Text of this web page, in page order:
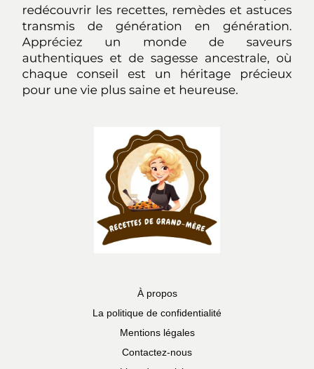
À propos
La politique de confidentialité
Mentions légales
Contactez-nous